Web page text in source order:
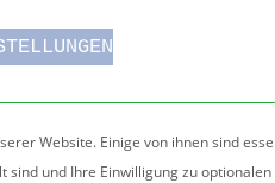
SCHREIBCOACH
Website. Einige von ihnen sind
sind und Ihre Einwilligung zu